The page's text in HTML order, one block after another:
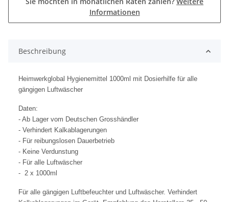
Informationen
Beschreibung
Heimwerkglobal Hygienemittel 1000ml mit Dosierhilfe für alle
gängigen Luftwäscher
Daten:
- Ab Lager vom Deutschen Grosshändler
- Verhindert Kalkablagerungen
- Für reibungslosen Dauerbetrieb
- Keine Verdunstung
- Für alle Luftwäscher
- 2 x 1000ml
Für alle gängigen Luftbefeuchter und Luftwäscher. Verhindert